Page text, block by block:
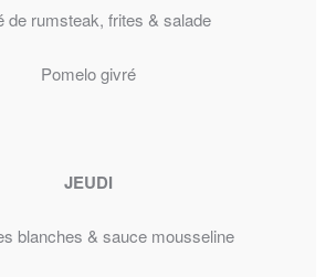
de rumsteak, frites & salade
Pomelo givré
JEUDI
blanches & sauce mousseline